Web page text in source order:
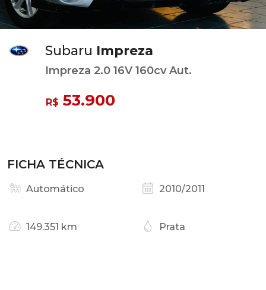
Subaru Impreza
Impreza 2.0 16V 160cv Aut.
R$ 53.900
FICHA TÉCNICA
Automático 2010/2011
149.351 km Prata